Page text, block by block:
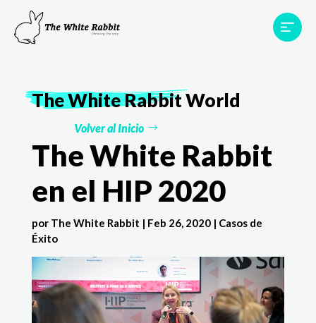
Proyectos
Testimonios
TWR World
The White RabbitWorld
Volver al Inicio
The White Rabbit
en el HIP 2020
por The White Rabbit | Feb 26, 2020| Casos de
Éxito